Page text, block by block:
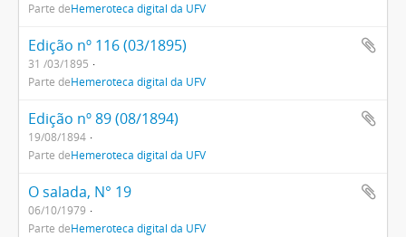
Parte deHemeroteca digital da UFV
Edição nº 116 (03/1895)
31 /03/1895
Parte deHemeroteca digital da UFV
Edição nº 89 (08/1894)
19/08/1894
Parte deHemeroteca digital da UFV
O salada, N° 19
06/10/1979
Parte deHemeroteca digital da UFV